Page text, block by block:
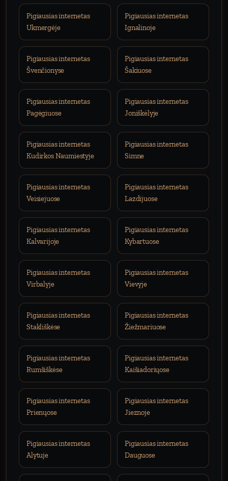
Pigiausias internetas
Ukmergėje
Pigiausias internetas
Ignalinoje
Pigiausias internetas
Švenčionyse
Pigiausias internetas
Šakiuose
Pigiausias internetas
Pagėgiuose
Pigiausias internetas
Joniškėlyje
Pigiausias internetas
Kudirkos Naumiestyje
Pigiausias internetas
Simne
Pigiausias internetas
Veisiejuose
Pigiausias internetas
Lazdijuose
Pigiausias internetas
Kalvarijoje
Pigiausias internetas
Kybartuose
Pigiausias internetas
Virbalyje
Pigiausias internetas
Vievyje
Pigiausias internetas
Stakliškėse
Pigiausias internetas
Žiežmariuose
Pigiausias internetas
Rumšiškėse
Pigiausias internetas
Kaišiadoriųose
Pigiausias internetas
Prienųose
Pigiausias internetas
Jieznoje
Pigiausias internetas
Alytuje
Pigiausias internetas
Dauguose